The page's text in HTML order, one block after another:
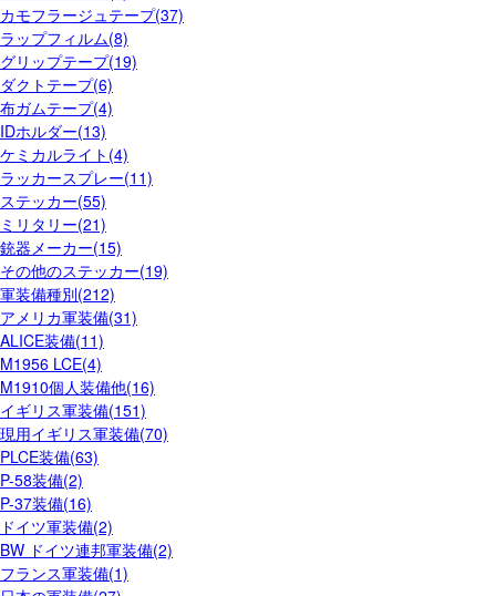
カモフラージュテープ(37)
ラップフィルム(8)
グリップテープ(19)
ダクトテープ(6)
布ガムテープ(4)
IDホルダー(13)
ケミカルライト(4)
ラッカースプレー(11)
ステッカー(55)
ミリタリー(21)
銃器メーカー(15)
その他のステッカー(19)
軍装備種別(212)
アメリカ軍装備(31)
ALICE装備(11)
M1956 LCE(4)
M1910個人装備他(16)
イギリス軍装備(151)
現用イギリス軍装備(70)
PLCE装備(63)
P-58装備(2)
P-37装備(16)
ドイツ軍装備(2)
BW ドイツ連邦軍装備(2)
フランス軍装備(1)